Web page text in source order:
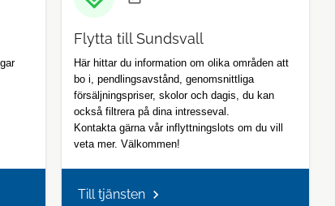
Flytta till Sundsvall
Här hittar du information om olika områden att
bo i, pendlingsavstånd, genomsnittliga
försäljningspriser, skolor och dagis, du kan
också filtrera på dina intresseval.
Kontakta gärna vår inflyttningslots om du vill
veta mer. Välkommen!
Till tjänsten